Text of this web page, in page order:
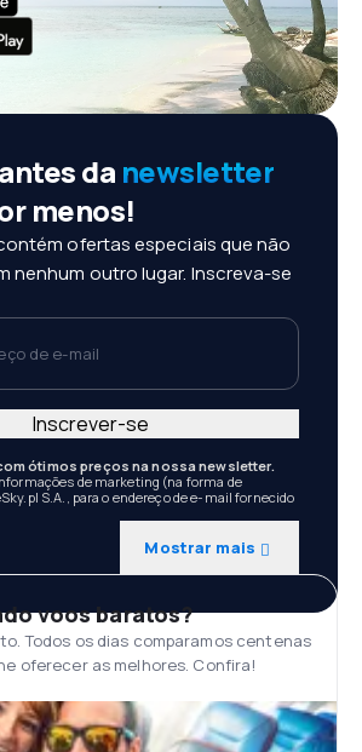
da newsletter
menos!
ofertas especiais que não
nenhum outro lugar. Inscreva-se
de e-mail
ótimos preços na nossa newsletter.
de marketing (na forma de
S.A., para o endereço de e-mail fornecido
Mostrar mais
Inscrever-se
voos baratos?
Todos os dias comparamos centenas
oferecer as melhores. Confira!